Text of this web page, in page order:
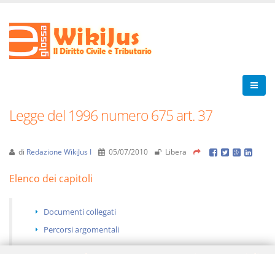
Legge del 1996 numero 675 art. 37
di Redazione WikiJus I 05/07/2010 Libera
Elenco dei capitoli
Documenti collegati
Percorsi argomentali